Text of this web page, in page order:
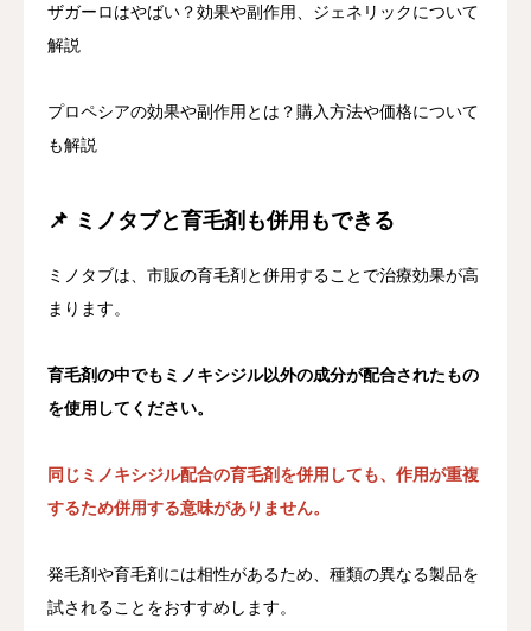
ザガーロはやばい？効果や副作用、ジェネリックについて
解説
プロペシアの効果や副作用とは？購入方法や価格について
も解説
📌 ミノタブと育毛剤も併用もできる
ミノタブは、市販の育毛剤と併用することで治療効果が高
まります。
育毛剤の中でもミノキシジル以外の成分が配合されたもの
を使用してください。
同じミノキシジル配合の育毛剤を併用しても、作用が重複
するため併用する意味がありません。
発毛剤や育毛剤には相性があるため、種類の異なる製品を
試されることをおすすめします。